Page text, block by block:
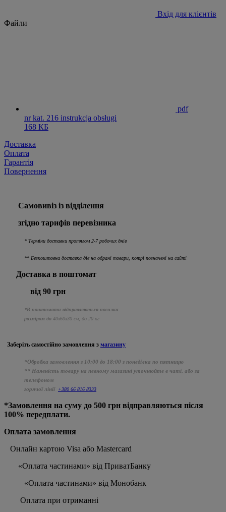
Вхід для клієнтів
Файли
pdf
nr kat. 216 instrukcja obsługi
168 КБ
Доставка
Оплата
Гарантія
Повернення
Самовивіз із відділення
згідно тарифів перевізника
* Терміни доставки протягом 2-7 робочих днів
** Безкоштовна доставка діє на обрані товари, котрі позначені на сайті
Доставка в поштомат
від 90 грн
*В поштомати відправляються посилки
розміром до 40х60х30 см, до 20 кг
Заберіть самостійно замовлення з магазину
*Обробка замовлення з 10:00 до 18:00 з понеділка по пятницю
** Наявність товару на певному магазині уточнюйте в чаті, або за
телефоном
горячої лінії
+380 66 816 8333
*Замовлення на суму до 500 грн відправляються після
100% передплати.
Оплата замовлення
Онлайн картою Visa або Mastercard
«Оплата частинами» від ПриватБанку
«Оплата частинами» від Монобанк
Оплата при отриманні